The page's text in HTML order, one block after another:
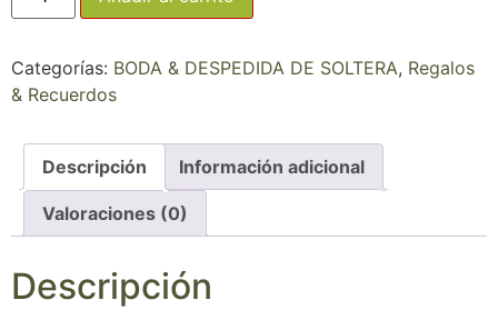
Categorías: BODA & DESPEDIDA DE SOLTERA, Regalos
& Recuerdos
Descripción Información adicional
Valoraciones (0)
Descripción